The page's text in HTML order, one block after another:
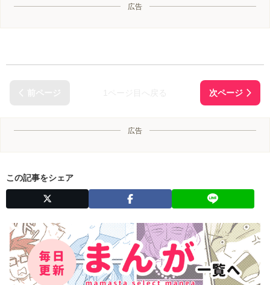
広告
広告
この記事をシェア